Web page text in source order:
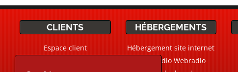
CLIENTS
Espace client
HÉBERGEMENTS
Hébergement site internet
CMS Radio Webradio